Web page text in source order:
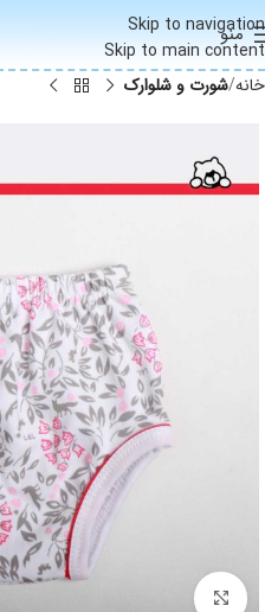
Skip to navigation
Skip to main content
منو
خانه شورت و شلوارک
برای بزرگنمایی کلیک کنید